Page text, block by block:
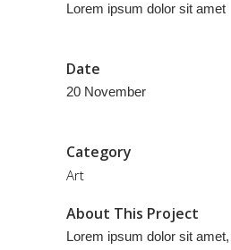
Lorem ipsum dolor sit amet
Date
20 November
Category
Art
About This Project
Lorem ipsum dolor sit